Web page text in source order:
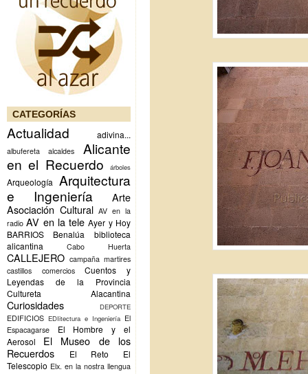
CATEGORÍAS
Actualidad adivina...
albufereta alcaldes
Alicante
en el Recuerdo
árboles
Arqueología Arquitectura
e Ingeniería
Arte
Asociación Cultural AV en la
radio AV en la tele Ayer y Hoy
BARRIOS
Benalúa
biblioteca
alicantina
Cabo Huerta
CALLEJERO campaña martires
castillos
comercios
Cuentos y
Leyendas de la Provincia
Cultureta Alacantina
Curiosidades DEPORTE
EDIFICIOS EDIitectura e Ingeniería El
Espacagarse
El Hombre y el
Aerosol
El Museo de los
Recuerdos
El Reto
El
Telescopio Elx. en la nostra llengua